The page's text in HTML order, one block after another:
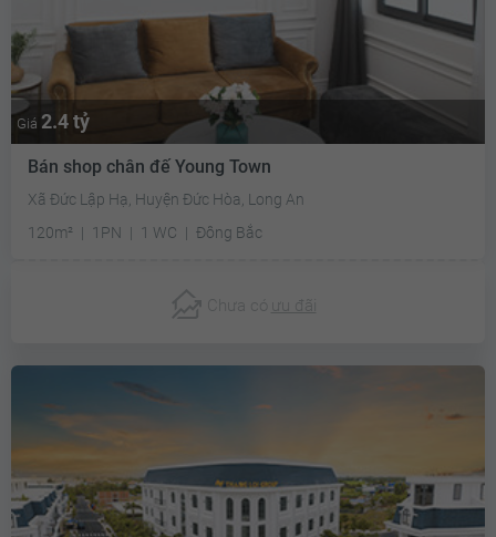
Giá 2.4 tỷ
Bán shop chân đế Young Town
Xã Đức Lập Hạ, Huyện Đức Hòa, Long An
120m²
1PN 1 WC Đông Bắc
Chưa có ưu đãi